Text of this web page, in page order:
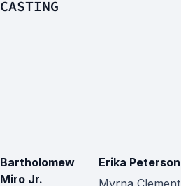
CASTING
Bartholomew
Miro Jr.
Erika Peterson
Myrna Clement